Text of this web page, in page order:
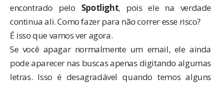
encontrado pelo Spotlight, pois ele na verdade
continua ali. Como fazer para não correr esse risco?
É isso que vamos ver agora.
Se você apagar normalmente um email, ele ainda
pode aparecer nas buscas apenas digitando algumas
letras. Isso é desagradável quando temos alguns